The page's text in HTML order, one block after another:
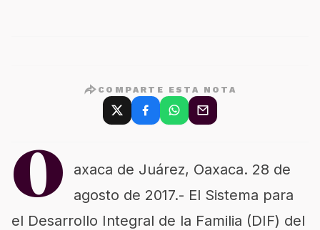
COMPARTE ESTA NOTA
O
axaca de Juárez, Oaxaca. 28 de
agosto de 2017.- El Sistema para
el Desarrollo Integral de la Familia (DIF) del